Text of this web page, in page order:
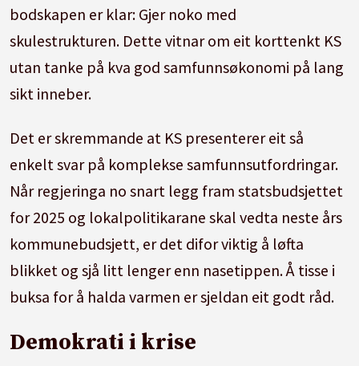
bodskapen er klar: Gjer noko med
skulestrukturen. Dette vitnar om eit korttenkt KS
utan tanke på kva god samfunnsøkonomi på lang
sikt inneber.
Det er skremmande at KS presenterer eit så
enkelt svar på komplekse samfunnsutfordringar.
Når regjeringa no snart legg fram statsbudsjettet
for 2025 og lokalpolitikarane skal vedta neste års
kommunebudsjett, er det difor viktig å løfta
blikket og sjå litt lenger enn nasetippen. Å tisse i
buksa for å halda varmen er sjeldan eit godt råd.
Demokrati i krise